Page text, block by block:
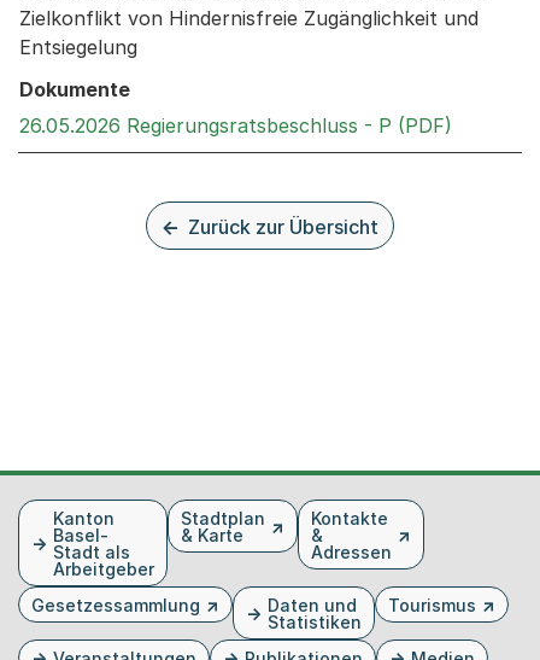
Zielkonflikt von Hindernisfreie Zugänglichkeit und
Entsiegelung
Dokumente
26.05.2026 Regierungsratsbeschluss - P (PDF)
Zurück zur Übersicht
FusszeileKanton
Basel-
Stadt als
Arbeitgeber
Stadtplan
& Karte
Kontakte
&
Adressen
Gesetzessammlung
Daten und
Statistiken
Tourismus